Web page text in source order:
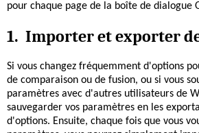
pour chaque page de la boîte de dialogue
1. Importer et exporter
Si vous changez fréquemment d'options
de comparaison ou de fusion, ou si vous
paramètres avec d'autres utilisateurs de
sauvegarder vos paramètres en les
d'options. Ensuite, chaque fois que vous